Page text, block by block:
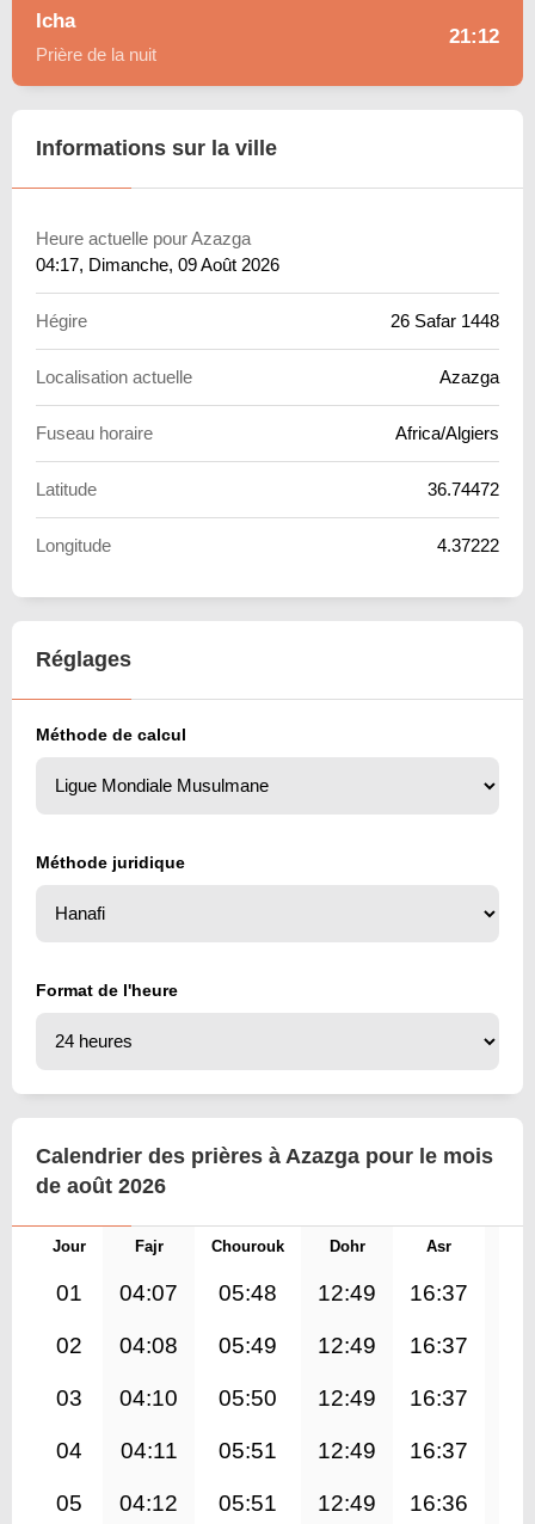
Icha
Prière de la nuit
21:12
Informations sur la ville
Heure actuelle pour Azazga
04:17, Dimanche, 09 Août 2026
Hégire 26 Safar 1448
Localisation actuelle Azazga
Fuseau horaire Africa/Algiers
Latitude 36.74472
Longitude 4.37222
Réglages
Méthode de calcul
Méthode juridique
Format de l'heure
Calendrier des prières à Azazga pour le mois
de août 2026
Jour Fajr Chourouk Dohr Asr
01 04:07 05:48 12:49 16:37
02 04:08 05:49 12:49 16:37
03 04:10 05:50 12:49 16:37
04 04:11 05:51 12:49 16:37
05 04:12 05:51 12:49 16:36